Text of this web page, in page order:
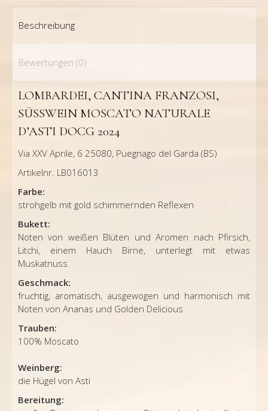
Beschreibung
Bewertungen (0)
LOMBARDEI, CANTINA FRANZOSI,
SÜSSWEIN MOSCATO NATURALE
D’ASTI DOCG 2024
Via XXV Aprile, 6 25080, Puegnago del Garda (BS)
Artikelnr. LB016013
Farbe:
strohgelb mit gold schimmernden Reflexen
Bukett:
Noten von weißen Blüten und Aromen nach Pfirsich,
Litchi, einem Hauch Birne, unterlegt mit etwas
Muskatnuss
Geschmack:
fruchtig, aromatisch, ausgewogen und harmonisch mit
Noten von Ananas und Golden Delicious
Trauben:
100% Moscato
Weinberg:
die Hügel von Asti
Bereitung: